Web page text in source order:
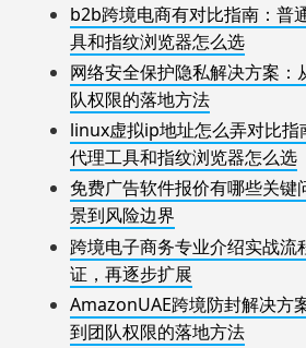
b2b跨境电商有对比指南：普
具和指纹浏览器怎么选
网络安全保护隐私解决方案：
队权限的落地方法
linux虚拟ip地址怎么弄对比指
代理工具和指纹浏览器怎么选
免费广告软件报价有哪些关键
景到风险边界
跨境电子商务专业介绍实战流
证，再逐步扩展
AmazonUAE跨境防封解决方
到团队权限的落地方法